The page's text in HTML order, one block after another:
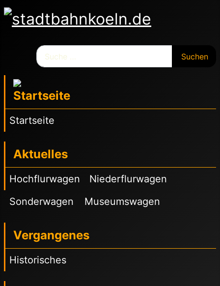
Suchen
Startseite
Aktuelles
Hochflurwagen
Niederflurwagen
Sonderwagen
Museumswagen
Vergangenes
Historisches